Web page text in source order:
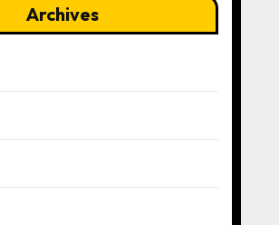
Archives